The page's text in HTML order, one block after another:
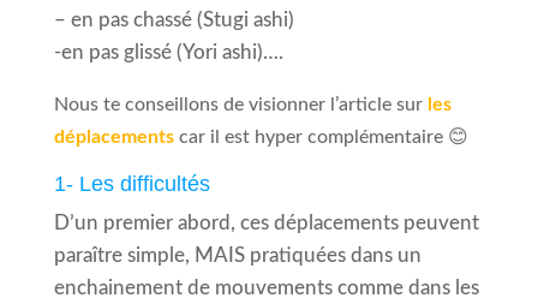
– en pas chassé (Stugi ashi)
-en pas glissé (Yori ashi)….
Nous te conseillons de visionner l’article sur les
déplacements car il est hyper complémentaire 😊
1- Les difficultés
D’un premier abord, ces déplacements peuvent
paraître simple, MAIS pratiquées dans un
enchainement de mouvements comme dans les